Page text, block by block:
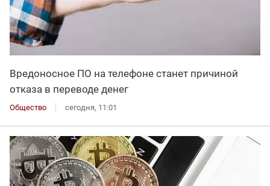
Вредоносное ПО на телефоне станет причиной
отказа в переводе денег
Общество сегодня, 11:01